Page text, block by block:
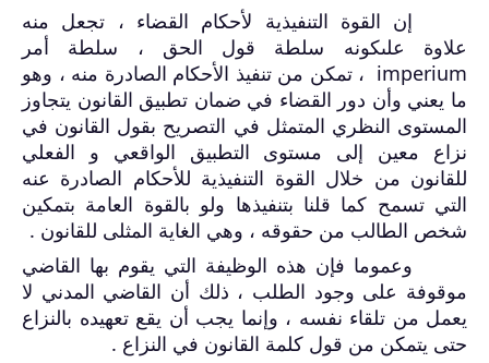
إن القوة التنفيذية لأحكام القضاء ، تجعل منه
علاوة علىكونه سلطة قول الحق ، سلطة أمر
imperium ، تمكن من تنفيذ الأحكام الصادرة منه ، وهو
ما يعني وأن دور القضاء في ضمان تطبيق القانون يتجاوز
المستوى النظري المتمثل في التصريح بقول القانون في
نزاع معين إلى مستوى التطبيق الواقعي و الفعلي
للقانون من خلال القوة التنفيذية للأحكام الصادرة عنه
التي تسمح كما قلنا بتنفيذها ولو بالقوة العامة بتمكين
شخص الطالب من حقوقه ، وهي الغاية المثلى للقانون .
وعموما فإن هذه الوظيفة التي يقوم بها القاضي
موقوفة على وجود الطلب ، ذلك أن القاضي المدني لا
يعمل من تلقاء نفسه ، وإنما يجب أن يقع تعهيده بالنزاع
حتى يتمكن من قول كلمة القانون في النزاع .